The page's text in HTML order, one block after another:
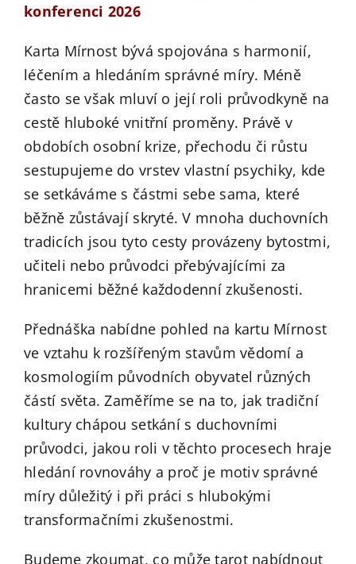
konferenci 2026
Karta Mírnost bývá spojována s harmonií,
léčením a hledáním správné míry. Méně
často se však mluví o její roli průvodkyně na
cestě hluboké vnitřní proměny. Právě v
obdobích osobní krize, přechodu či růstu
sestupujeme do vrstev vlastní psychiky, kde
se setkáváme s částmi sebe sama, které
běžně zůstávají skryté. V mnoha duchovních
tradicích jsou tyto cesty provázeny bytostmi,
učiteli nebo průvodci přebývajícími za
hranicemi běžné každodenní zkušenosti.
Přednáška nabídne pohled na kartu Mírnost
ve vztahu k rozšířeným stavům vědomí a
kosmologiím původních obyvatel různých
částí světa. Zaměříme se na to, jak tradiční
kultury chápou setkání s duchovními
průvodci, jakou roli v těchto procesech hraje
hledání rovnováhy a proč je motiv správné
míry důležitý i při práci s hlubokými
transformačními zkušenostmi.
Budeme zkoumat, co může tarot nabídnout